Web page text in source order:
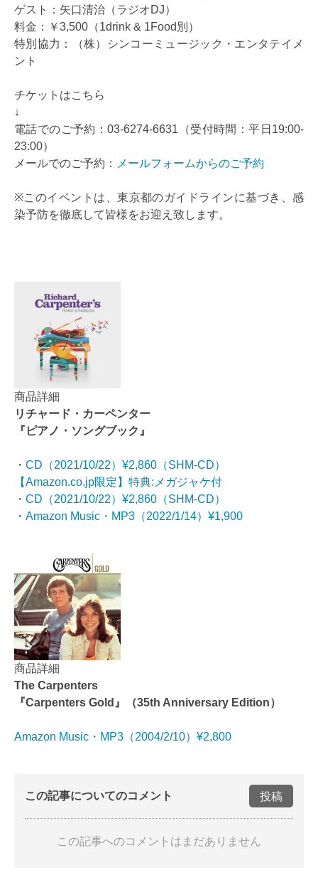
ゲスト：矢口清治（ラジオDJ）
料金：￥3,500（1drink & 1Food別）
特別協力：（株）シンコーミュージック・エンタテイメ
ント
チケットはこちら
↓
電話でのご予約：03-6274-6631（受付時間：平日19:00-
23:00）
メールでのご予約：
メールフォームからのご予約
※このイベントは、東京都のガイドラインに基づき、感
染予防を徹底して皆様をお迎え致します。
商品詳細
リチャード・カーペンター
『ピアノ・ソングブック』
・ CD（2021/10/22）¥2,860（SHM-CD）
【Amazon.co.jp限定】特典:メガジャケ付
・ CD（2021/10/22）¥2,860（SHM-CD）
・ Amazon Music・MP3（2022/1/14）¥1,900
商品詳細
The Carpenters
『Carpenters Gold』（35th Anniversary Edition）
Amazon Music・MP3（2004/2/10）¥2,800
この記事についてのコメント 投稿
この記事へのコメントはまだありません